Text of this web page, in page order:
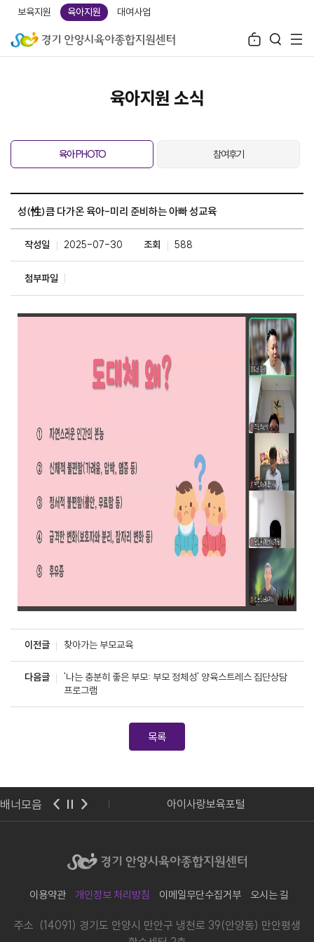
보육지원 육아지원 대여사업
육아지원 소식
육아 PHOTO 참여후기
성(性)큼 다가온 육아-미리 준비하는 아빠 성교육
작성일 2025-07-30 조회 588
첨부파일
이전글 찾아가는 부모교육
다음글
'나는 충분히 좋은 부모: 부모 정체성' 양육스트레스 집단상담
프로그램
목록
배너모음
교육청 아이사랑보육포털
이용약관 개인정보 처리방침 이메일무단수집거부 오시는 길
주소 (14091) 경기도 안양시 만안구 냉천로 39(안양동) 만안평생